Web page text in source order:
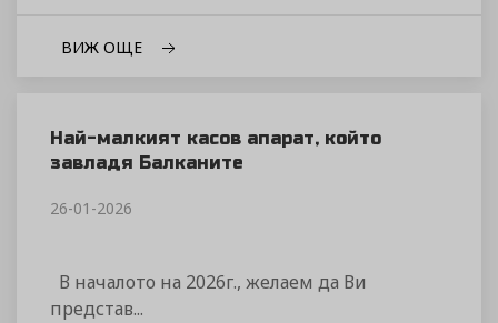
ВИЖ ОЩЕ
Най-малкият касов апарат, който
завладя Балканите
26-01-2026
В началото на 2026г., желаем да Ви
представ...